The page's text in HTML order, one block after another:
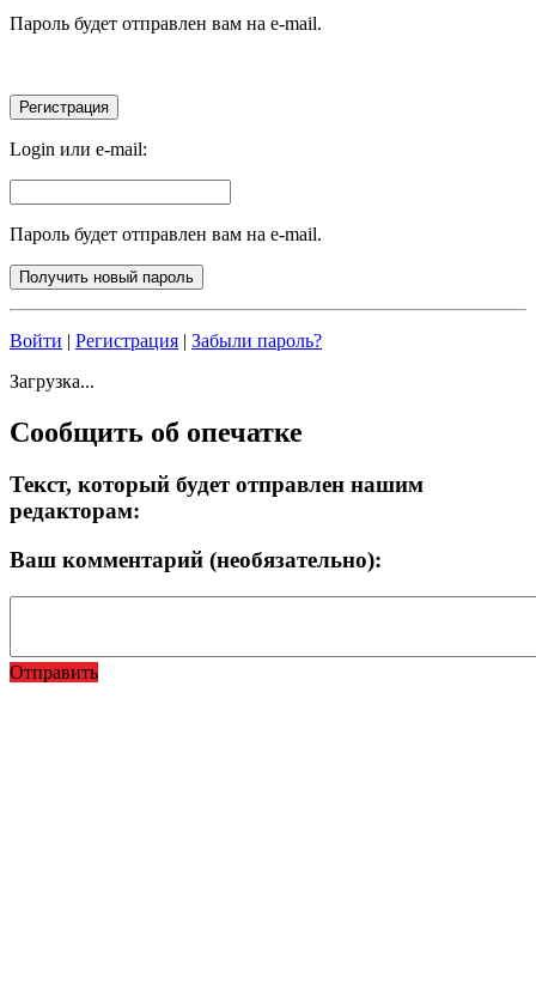
Пароль будет отправлен вам на e-mail.
Login или e-mail:
Пароль будет отправлен вам на e-mail.
Войти | Регистрация | Забыли пароль?
Загрузка...
Сообщить об опечатке
Текст, который будет отправлен нашим
редакторам:
Ваш комментарий (необязательно):
Отправить